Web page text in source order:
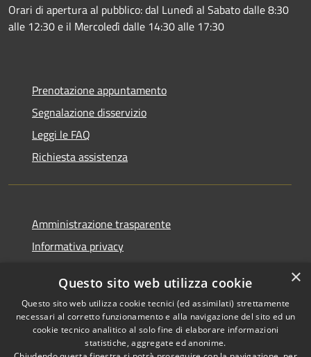
Orari di apertura al pubblico: dal Lunedì al Sabato dalle 8:30
alle 12:30 e il Mercoledì dalle 14:30 alle 17:30
Prenotazione appuntamento
Segnalazione disservizio
Leggi le FAQ
Richiesta assistenza
Amministrazione trasparente
Informativa privacy
Dichiarazione di accessibilità
×
Questo sito web utilizza cookie
Questo sito web utilizza cookie tecnici (ed assimilati) strettamente
necessari al corretto funzionamento e alla navigazione del sito ed un
cookie tecnico analitico al solo fine di elaborare informazioni
statistiche, aggregate ed anonime.